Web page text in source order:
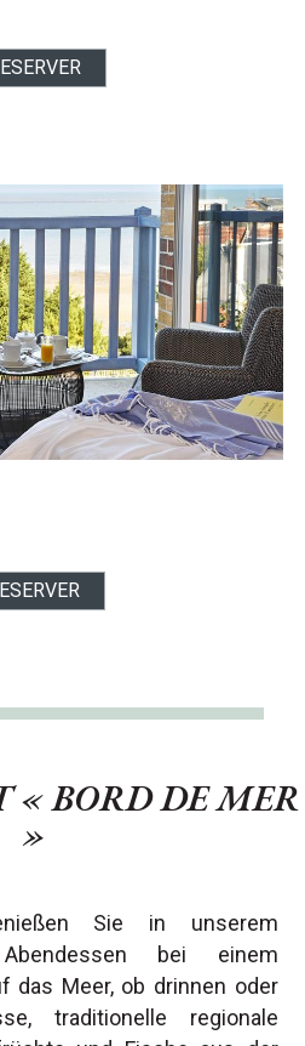
« BORD DE MER
»
Sie in unserem
bei einem
das Meer, ob drinnen oder
traditionelle regionale